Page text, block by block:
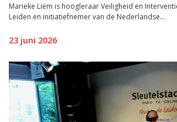
Marieke Liem is hoogleraar Veiligheid en
Leiden en initiatiefnemer van de Nederlandse...
23 juni 2026